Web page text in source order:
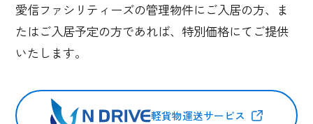
愛信ファシリティーズの管理物件にご入居の方、ま
たはご入居予定の方であれば、特別価格にてご提供
いたします。
軽貨物運送サービス